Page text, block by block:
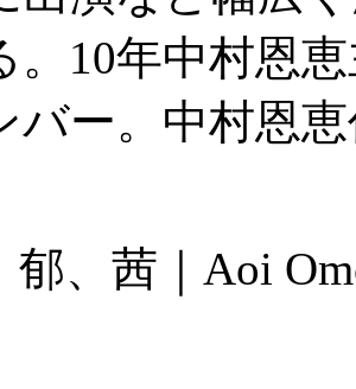
。10年中村恩恵
バー。中村恩
郁、茜｜Aoi